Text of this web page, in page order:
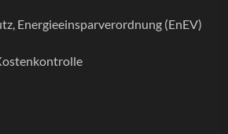
Energieeinsparverordnung (EnEV)